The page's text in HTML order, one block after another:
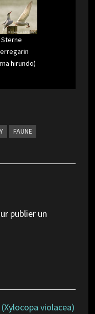
Sterne
hirundo)
FAUNE
publier un
violacea)